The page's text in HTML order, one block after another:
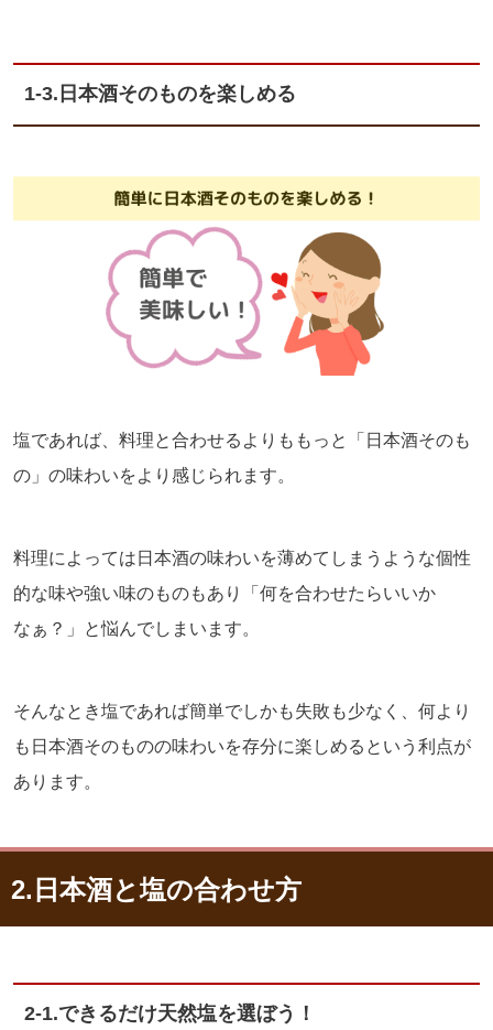
1-3.日本酒そのものを楽しめる
塩であれば、料理と合わせるよりももっと「日本酒そのも
の」の味わいをより感じられます。
料理によっては日本酒の味わいを薄めてしまうような個性
的な味や強い味のものもあり「何を合わせたらいいか
なぁ？」と悩んでしまいます。
そんなとき塩であれば簡単でしかも失敗も少なく、何より
も日本酒そのものの味わいを存分に楽しめるという利点が
あります。
2.日本酒と塩の合わせ方
2-1.できるだけ天然塩を選ぼう！